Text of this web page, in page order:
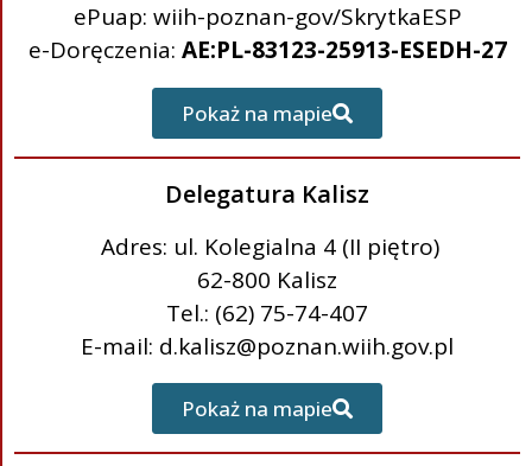
ePuap: wiih-poznan-gov/SkrytkaESP
e-Doręczenia: AE:PL-83123-25913-ESEDH-27
Pokaż na mapie
Delegatura Kalisz
Adres: ul. Kolegialna 4 (II piętro)
62-800 Kalisz
Tel.: (62) 75-74-407
E-mail: d.kalisz@poznan.wiih.gov.pl
Pokaż na mapie